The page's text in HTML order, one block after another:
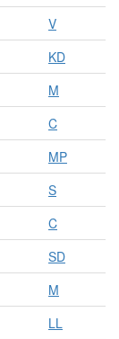
V
KD
M
C
MP
S
C
SD
M
LL